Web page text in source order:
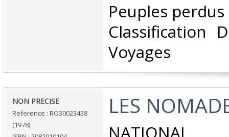
‎Peuples
Classification
Voyages‎
‎NON PRECISE‎
Reference : RO30023438
(1978)
‎LES
‎NATIONAL